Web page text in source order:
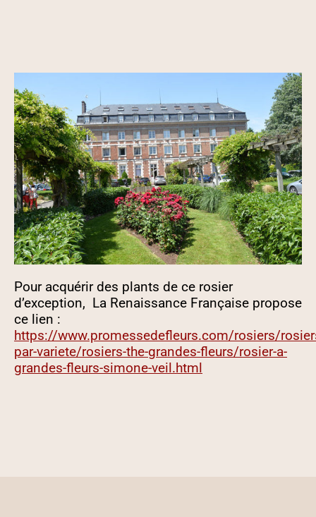
Pour acquérir des plants de ce rosier
d’exception, La Renaissance Française propose
ce lien :
https://www.promessedefleurs.com/rosiers/
par-variete/rosiers-the-grandes-fleurs/rosier-a-
grandes-fleurs-simone-veil.html